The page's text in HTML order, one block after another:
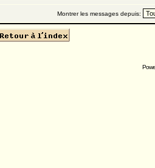
Montrer les messages depuis: